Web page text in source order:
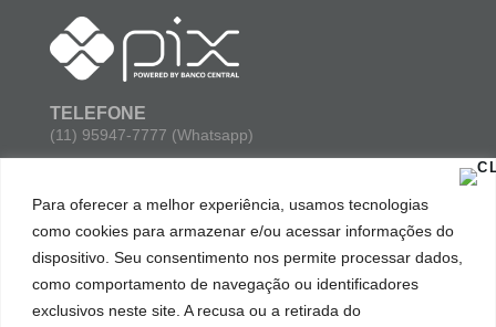
Para oferecer a melhor experiência, usamos tecnologias
como cookies para armazenar e/ou acessar informações do
dispositivo. Seu consentimento nos permite processar dados,
como comportamento de navegação ou identificadores
exclusivos neste site. A recusa ou a retirada do
TELEFONE
(11) 95947-7777 (Whatsapp)
contato@maisagua.social
ENDEREÇO
Avenida Paulista 777, sala 102 parte 03. Bela Vista. São
Paulo/SP. Cep: 01311-914.